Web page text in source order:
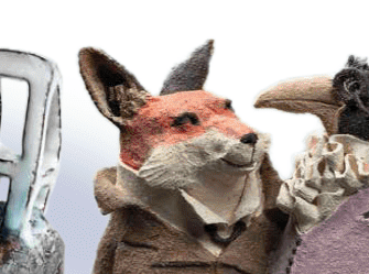
Exporter toutes les colonnes
Exporter uniquement les colonnes affichées
Menu
Ajoutez un logo, un bouton, des réseaux sociaux
Cliquez pour éditer